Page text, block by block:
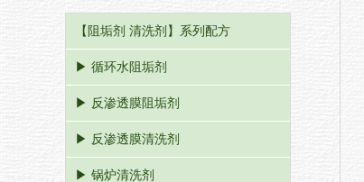
【阻垢剂 清洗剂】系列配方
▶ 循环水阻垢剂
▶ 反渗透膜阻垢剂
▶ 反渗透膜清洗剂
▶ 锅炉清洗剂